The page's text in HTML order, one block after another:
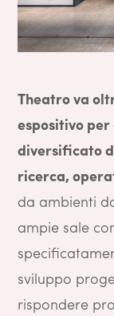
Theatro va
espositivo
diversificato
ricerca,
da ambienti
ampie sale
sviluppo
rispondere